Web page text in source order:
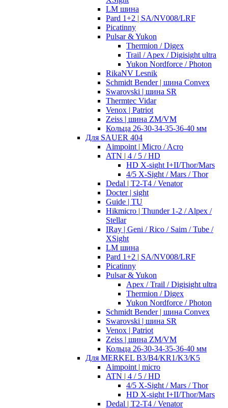
LM шина
Pard 1+2 | SA/NV008/LRF
Picatinny
Pulsar & Yukon
Thermion / Digex
Trail / Apex / Digisight ultra
Yukon Nordforce / Photon
RikaNV Lesnik
Schmidt Bender | шина Convex
Swarovski | шина SR
Thermtec Vidar
Venox | Patriot
Zeiss | шина ZM/VM
Кольца 26-30-34-35-36-40 мм
Для SAUER 404
Aimpoint | Micro / Acro
ATN | 4 / 5 / HD
HD X-sight I+II/Thor/Mars
4/5 X-Sight / Mars / Thor
Dedal | T2-T4 / Venator
Docter | sight
Guide | TU
Hikmicro | Thunder 1-2 / Alpex /
Stellar
IRay | Geni / Rico / Saim / Tube /
XSight
LM шина
Pard 1+2 | SA/NV008/LRF
Picatinny
Pulsar & Yukon
Apex / Trail / Digisight ultra
Thermion / Digex
Yukon Nordforce / Photon
Schmidt Bender | шина Convex
Swarovski | шина SR
Venox | Patriot
Zeiss | шина ZM/VM
Кольца 26-30-34-35-36-40 мм
Для MERKEL B3/B4/KR1/K3/K5
Aimpoint | micro
ATN | 4 / 5 / HD
4/5 X-Sight / Mars / Thor
HD X-sight I+II/Thor/Mars
Dedal | T2-T4 / Venator